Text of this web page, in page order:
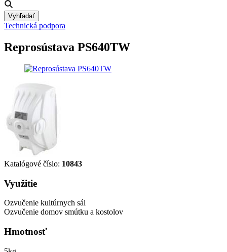
Vyhľadať
Technická podpora
Reprosústava PS640TW
Katalógové číslo: 10843
Využitie
Ozvučenie kultúrnych sál
Ozvučenie domov smútku a kostolov
Hmotnosť